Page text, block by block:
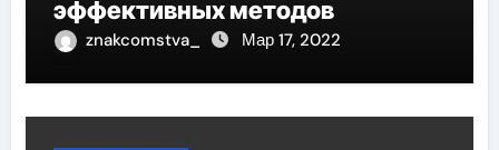
эффективных методов
znakcomstva_ Мар 17, 2022